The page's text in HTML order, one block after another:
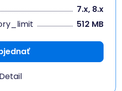
7.x, 8.x
512 MB
Detail